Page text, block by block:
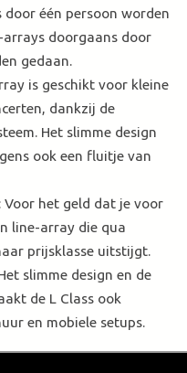
één persoon worden
doorgaans door
gedaan.
is geschikt voor kleine
dankzij de
Het slimme design
ook een fluitje van
: Voor het geld dat je voor
line-array die qua
prijsklasse uitstijgt.
slimme design en de
de L Class ook
en mobiele setups.